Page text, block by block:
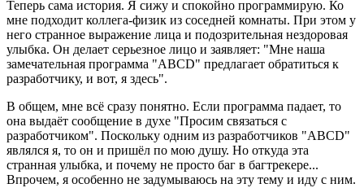
Теперь сама история. Я сижу и спокойно программирую. Ко
мне подходит коллега-физик из соседней комнаты. При этом у
него странное выражение лица и подозрительная нездоровая
улыбка. Он делает серьезное лицо и заявляет: "Мне наша
замечательная программа "ABCD" предлагает обратиться к
разработчику, и вот, я здесь".
В общем, мне всё сразу понятно. Если программа падает, то
она выдаёт сообщение в духе "Просим связаться с
разработчиком". Поскольку одним из разработчиков "ABCD"
являлся я, то он и пришёл по мою душу. Но откуда эта
странная улыбка, и почему не просто баг в багтрекере...
Впрочем, я особенно не задумываюсь на эту тему и иду с ним.